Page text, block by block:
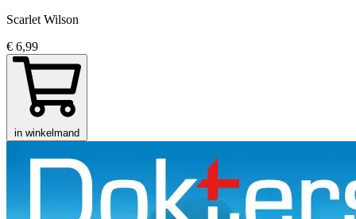
Scarlet Wilson
€ 6,99
in winkelmand